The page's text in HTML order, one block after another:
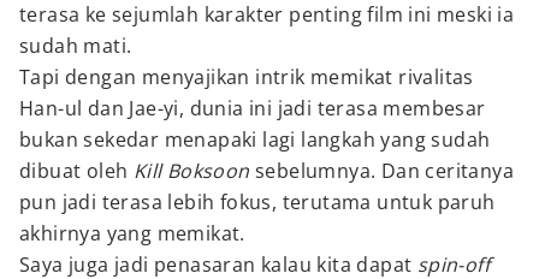
terasa ke sejumlah karakter penting film ini meski ia
sudah mati.
Tapi dengan menyajikan intrik memikat rivalitas
Han-ul dan Jae-yi, dunia ini jadi terasa membesar
bukan sekedar menapaki lagi langkah yang sudah
dibuat oleh Kill Boksoonsebelumnya. Dan ceritanya
pun jadi terasa lebih fokus, terutama untuk paruh
akhirnya yang memikat.
Saya juga jadi penasaran kalau kita dapat spin-off